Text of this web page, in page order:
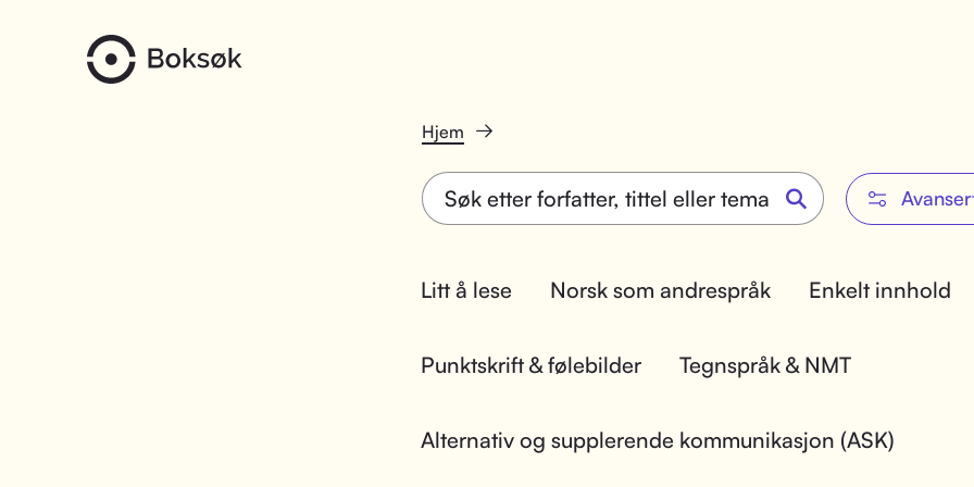
Hjem
Litt å lese Norsk som andrespråk Enkelt innhold
Punktskrift & følebilder Tegnspråk & NMT
Alternativ og supplerende kommunikasjon (ASK)